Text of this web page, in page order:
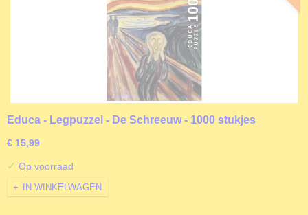
Educa - Legpuzzel - De Schreeuw - 1000 stukjes
€ 15,99
✓ Op voorraad
IN WINKELWAGEN